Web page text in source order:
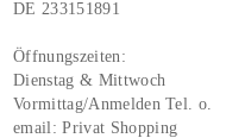
DE 233151891
Öffnungszeiten:
Dienstag & Mittwoch
Vormittag/Anmelden Tel. o.
email:Privat Shopping